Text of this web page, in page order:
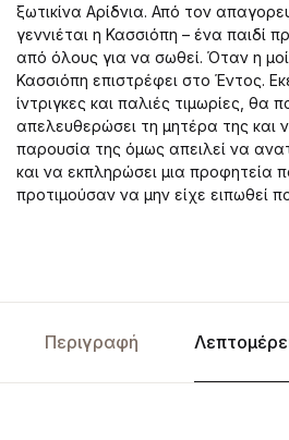
ξωτικίνα Αρίδνια. Από τον
γεννιέται η Κασσιόπη – ένα παιδί
από όλους για να σωθεί. Όταν η
Κασσιόπη επιστρέφει στο Έντος.
ίντριγκες και παλιές τιμωρίες, θα
απελευθερώσει τη μητέρα της και
παρουσία της όμως απειλεί να
και να εκπληρώσει μια προφητεία
προτιμούσαν να μην είχε ειπωθεί
Περιγραφή